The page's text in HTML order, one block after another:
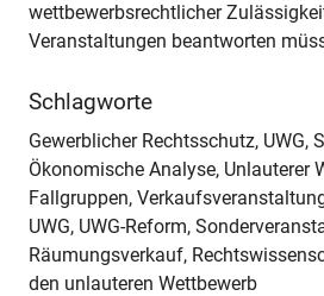
wettbewerbsrechtlicher
Veranstaltungen beantworten
Schlagworte
Gewerblicher Rechtsschutz, UWG,
Ökonomische Analyse, Unlauterer
Fallgruppen,
UWG, UWG-Reform,
Räumungsverkauf,
den unlauteren Wettbewerb